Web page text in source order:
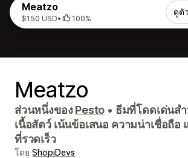
Meatzo
$150 USD• 100%
ดูตั
Meatzo
ส่วนหนึ่งของPesto • ธีมที่โดดเด่นส
เนื้อสัตว์ เน้นข้อเสนอ ความน่าเชื่อถือ
ที่รวดเร็ว
โดย ShopiDevs